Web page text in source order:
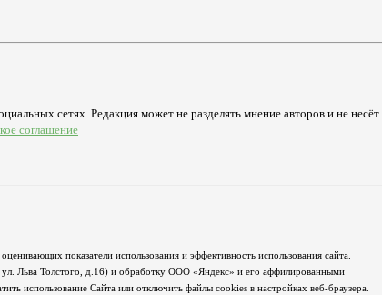
сетях. Редакция может не разделять мнение авторов и не несёт
соглашение
показатели использования и эффективность использования сайта.
Льва Толстого, д.16) и обработку ООО «Яндекс» и его аффилированными
использование Сайта или отключить файлы cookies в настройках веб-браузера.